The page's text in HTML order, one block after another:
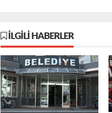
İLGILI HABERLER